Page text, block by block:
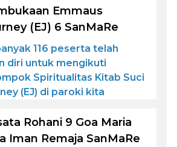
Emmaus
(EJ) 6 SanMaRe
116 peserta telah
diri untuk mengikuti
Spiritualitas Kitab Suci
(EJ) di paroki kita
Rohani 9 Goa Maria
Iman Remaja SanMaRe